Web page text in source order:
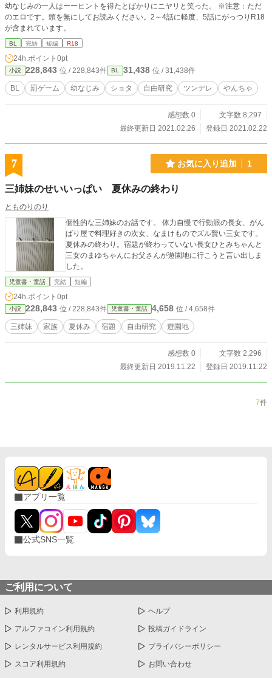
幼なじみの一人はーーヒントを得たとばかりにニヤリと笑った。 ※注意：ただ
のエロです。頭を無にしてお読みください。2～4話に軽度、5話にがっつりR18
が含まれています。
BL 完結 短編 R18
24h.ポイント 0pt
小説 228,843 位 / 228,843件 BL 31,438 位 / 31,438件
BL 罰ゲーム 幼なじみ ショタ 自由研究 ツンデレ やんちゃ
感想数 0
文字数 8,297
最終更新日 2021.02.26
登録日 2021.02.22
7 お気に入り追加 1
三姉妹のせいいっぱい 夏休みの終わり
とものりのり
個性的な三姉妹のお話です。 体力自慢で行動派の長女、がん
ばり屋で料理好きの次女、なまけものでズル賢い三女です。
夏休みの終わり。宿題が終わっていない長女ひとみちゃんと
三女のまゆちゃんにお父さんが遊園地に行こうと言い出しま
した。
児童書・童話 完結 短編
24h.ポイント 0pt
小説 228,843 位 / 228,843件 児童書・童話 4,658 位 / 4,658件
三姉妹 家族 夏休み 宿題 自由研究 遊園地
感想数 0
文字数 2,296
最終更新日 2019.11.22
登録日 2019.11.22
7件
アプリ一覧
公式SNS一覧
ご利用について
利用規約 ヘルプ
アルファコイン利用規約 投稿ガイドライン
レンタルサービス利用規約 プライバシーポリシー
スコア利用規約 お問い合わせ